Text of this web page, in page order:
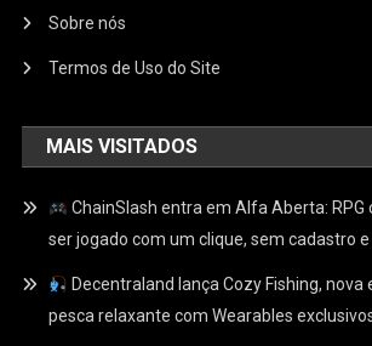
Sobre nós
Termos de Uso do Site
MAIS VISITADOS
ChainSlash entra em Alfa Aberta:
ser jogado com um clique, sem cadastro
Decentraland lança Cozy Fishing, nova
pesca relaxante com Wearables